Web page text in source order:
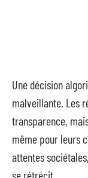
Une décision
malveillante. Les
transparence,
même pour leurs
attentes
se rétrécit.